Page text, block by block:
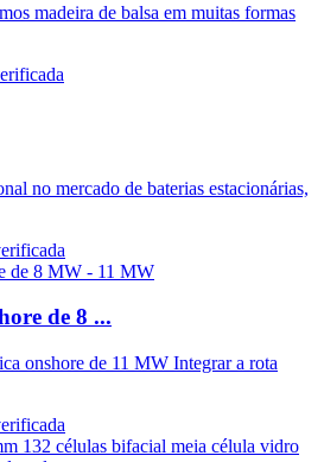
madeira de balsa em muitas formas
no mercado de baterias estacionárias,
de 8 ...
onshore de 11 MW Integrar a rota